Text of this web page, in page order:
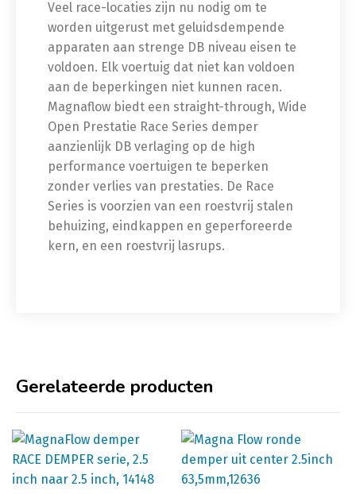
Veel race-locaties zijn nu nodig om te
worden uitgerust met geluidsdempende
apparaten aan strenge DB niveau eisen te
voldoen. Elk voertuig dat niet kan voldoen
aan de beperkingen niet kunnen racen.
Magnaflow biedt een straight-through, Wide
Open Prestatie Race Series demper
aanzienlijk DB verlaging op de high
performance voertuigen te beperken
zonder verlies van prestaties. De Race
Series is voorzien van een roestvrij stalen
behuizing, eindkappen en geperforeerde
kern, en een roestvrij lasrups.
Gerelateerde producten